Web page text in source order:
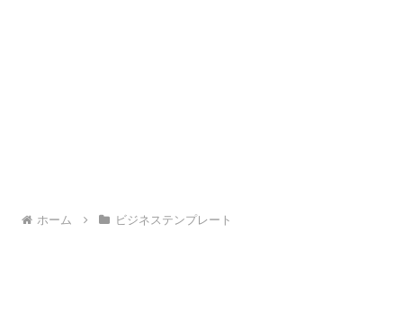
ホーム ビジネステンプレート